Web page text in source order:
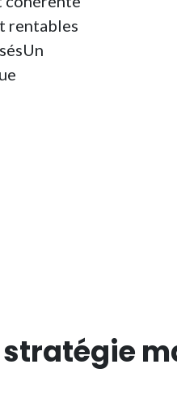
rentables
stratégie